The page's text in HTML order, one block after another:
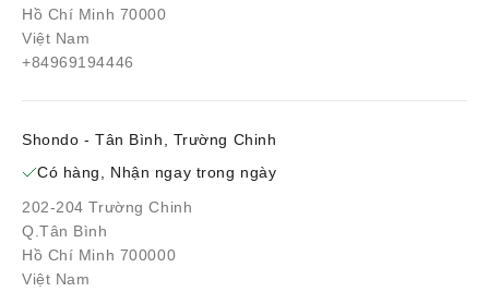
Hồ Chí Minh 70000
Việt Nam
+84969194446
Shondo - Tân Bình, Trường Chinh
Có hàng, Nhận ngay trong ngày
202-204 Trường Chinh
Q.Tân Bình
Hồ Chí Minh 700000
Việt Nam